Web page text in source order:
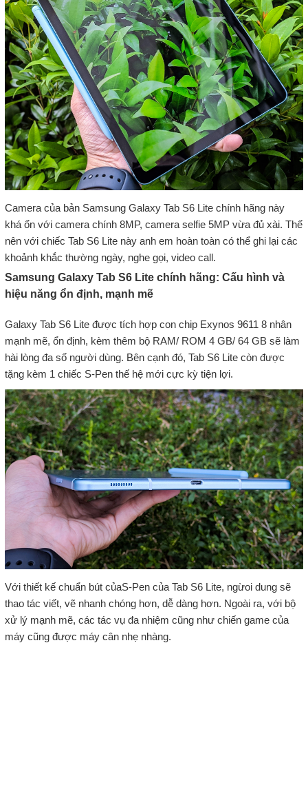
Camera của bản Samsung Galaxy Tab S6 Lite chính hãng này
khá ổn với camera chính 8MP, camera selfie 5MP vừa đủ xài. Thế
nên với chiếc Tab S6 Lite này anh em hoàn toàn có thể ghi lại các
khoảnh khắc thường ngày, nghe gọi, video call.
Samsung Galaxy Tab S6 Lite chính hãng: Cấu hình và
hiệu năng ổn định, mạnh mẽ
Galaxy Tab S6 Lite được tích hợp con chip Exynos 9611 8 nhân
mạnh mẽ, ổn định, kèm thêm bộ RAM/ ROM 4 GB/ 64 GB sẽ làm
hài lòng đa số người dùng. Bên cạnh đó, Tab S6 Lite còn được
tặng kèm 1 chiếc S-Pen thế hệ mới cực kỳ tiện lợi.
Với thiết kế chuẩn bút củaS-Pen của Tab S6 Lite, ngừoi dung sẽ
thao tác viết, vẽ nhanh chóng hơn, dễ dàng hơn. Ngoài ra, với bộ
xử lý mạnh mẽ, các tác vụ đa nhiệm cũng như chiến game của
máy cũng được máy cân nhẹ nhàng.